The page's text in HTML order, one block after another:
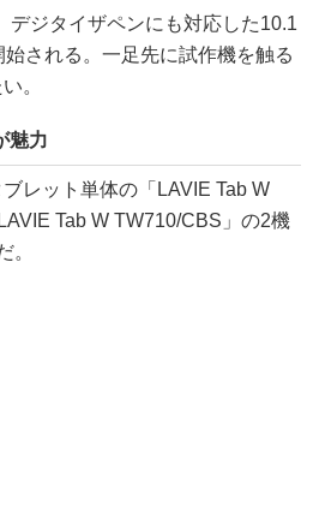
ジタイザペンにも対応した10.1
される。一足先に試作機を触る
。
魅力
レット単体の「LAVIE Tab W
Tab W TW710/CBS」の2機
。